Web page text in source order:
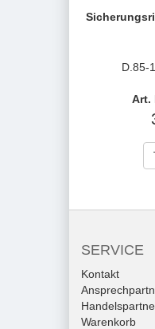
D.85-
Art.
SERVICE
Kontakt
Warenkorb